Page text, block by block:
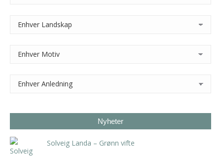
Nyheter
Solveig Landa – Grønn vifte